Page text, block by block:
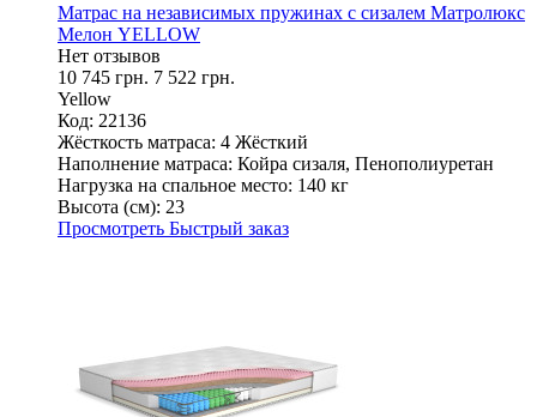
Матрас на независимых пружинах с сизалем Матролюкс
Мелон YELLOW
Нет отзывов
10 745 грн. 7 522 грн.
Yellow
Код: 22136
Жёсткость матраса: 4 Жёсткий
Наполнение матраса: Койра сизаля, Пенополиуретан
Нагрузка на спальное место: 140 кг
Высота (см): 23
Просмотреть Быстрый заказ